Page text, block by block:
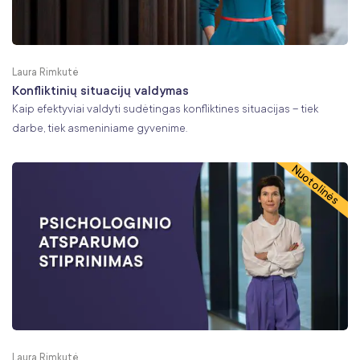
Laura Rimkutė
Konfliktinių situacijų valdymas
Kaip efektyviai valdyti sudėtingas konfliktines situacijas – tiek
darbe, tiek asmeniniame gyvenime.
Nuotolinės
Laura Rimkutė